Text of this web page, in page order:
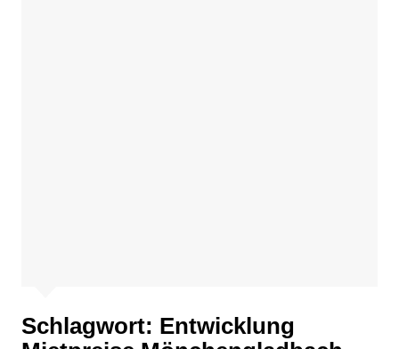
Schlagwort: Entwicklung